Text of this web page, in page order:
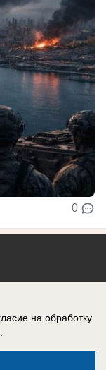
0
на обработку